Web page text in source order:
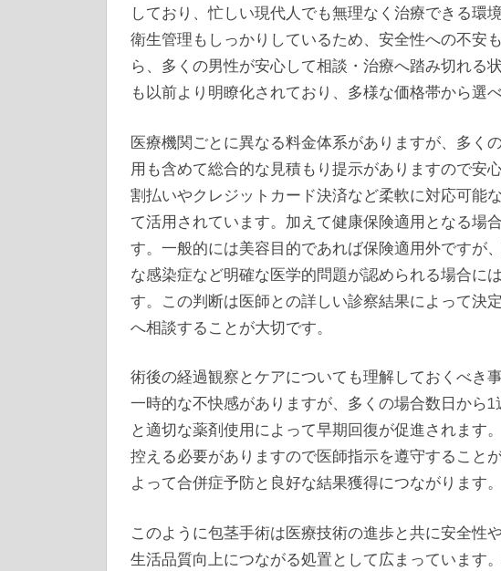
しており、忙しい現代人でも無理なく治療できる環
衛生管理もしっかりしているため、安全性への不安
ら、多くの男性が安心して相談・治療へ踏み切れる
も以前より明瞭化されており、多様な価格帯から選
医療機関ごとに異なる料金体系がありますが、多く
用も含めて総合的な見積もり提示がありますので安
割払いやクレジットカード決済など柔軟に対応可能
て活用されています。加えて健康保険適用となる場
す。一般的には美容目的であれば保険適用外ですが
な感染症など明確な医学的問題が認められる場合に
す。この判断は医師との詳しい診察結果によって決
へ相談することが大切です。
術後の経過観察とケアについても理解しておくべき
一時的な不快感がありますが、多くの場合数日から
と適切な薬剤使用によって早期回復が促進されます
控える必要がありますので医師指示を遵守すること
よって合併症予防と良好な結果獲得につながります。
このように包茎手術は医療技術の進歩と共に安全性
生活品質向上につながる処置として広まっています